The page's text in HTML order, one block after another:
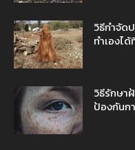
วิธีกำจัด
ทำเองไ
วิธีรักษา
ป้องกันก